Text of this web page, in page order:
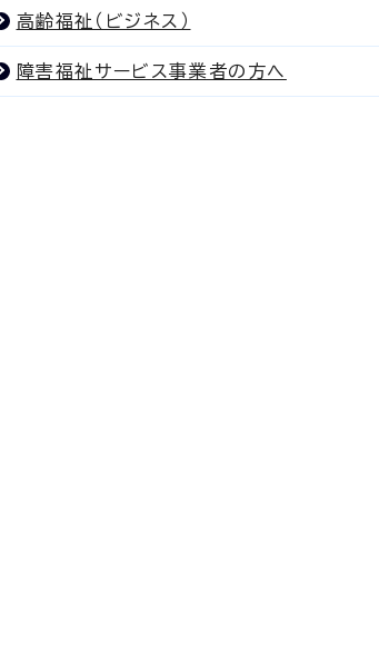
高齢福祉（ビジネス）
障害福祉サービス事業者の方へ